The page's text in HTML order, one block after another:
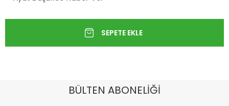
BÜLTEN ABONELİĞİ